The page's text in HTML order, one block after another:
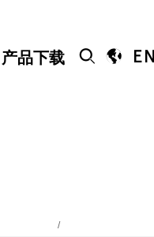
产品下载   EN
/